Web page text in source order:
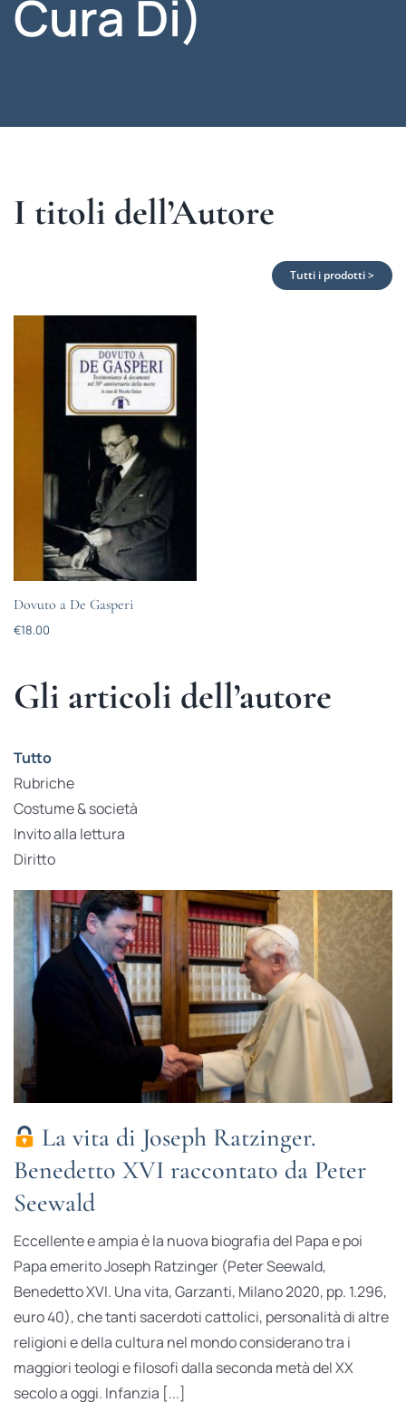
Cura Di)
I titoli dell’Autore
Tutti i prodotti >
Dovuto a De Gasperi
€18.00
Gli articoli dell’autore
Tutto
Rubriche
Costume & società
Invito alla lettura
Diritto
La vita di Joseph Ratzinger.
Benedetto XVI raccontato da Peter
Seewald
Eccellente e ampia è la nuova biografia del Papa e poi
Papa emerito Joseph Ratzinger (Peter Seewald,
Benedetto XVI. Una vita, Garzanti, Milano 2020, pp. 1.296,
euro 40), che tanti sacerdoti cattolici, personalità di altre
religioni e della cultura nel mondo considerano tra i
maggiori teologi e filosofi dalla seconda metà del XX
secolo a oggi. Infanzia [...]